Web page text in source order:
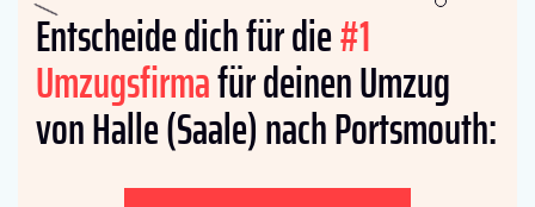
Entscheide dich für die#1
Umzugsfirmafür deinen Umzug
von Halle (Saale) nach Portsmouth: